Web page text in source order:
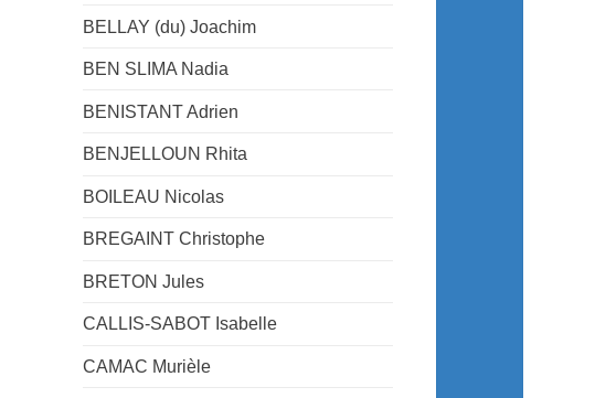
BELLAY (du) Joachim
BEN SLIMA Nadia
BENISTANT Adrien
BENJELLOUN Rhita
BOILEAU Nicolas
BREGAINT Christophe
BRETON Jules
CALLIS-SABOT Isabelle
CAMAC Murièle